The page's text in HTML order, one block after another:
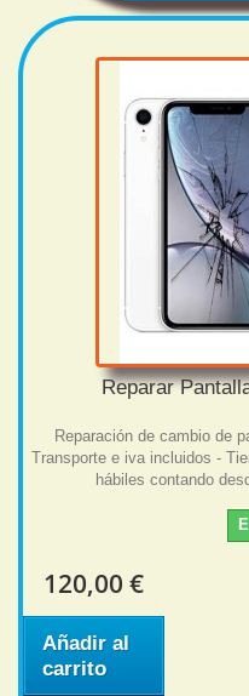
Reparar
Reparación de cambio de
Transporte e iva incluidos -
hábiles contando
120,00 €
Añadir al
carrito